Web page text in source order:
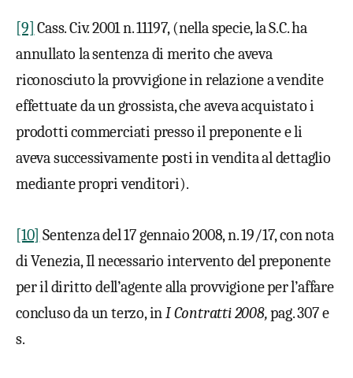
[9] Cass. Civ. 2001 n. 11197, (nella specie, la S.C. ha
annullato la sentenza di merito che aveva
riconosciuto la provvigione in relazione a vendite
effettuate da un grossista, che aveva acquistato i
prodotti commerciati presso il preponente e li
aveva successivamente posti in vendita al dettaglio
mediante propri venditori).
[10] Sentenza del 17 gennaio 2008, n. 19/17, con nota
di Venezia, Il necessario intervento del preponente
per il diritto dell’agente alla provvigione per l’affare
concluso da un terzo, inI Contratti 2008,pag. 307 e
s.